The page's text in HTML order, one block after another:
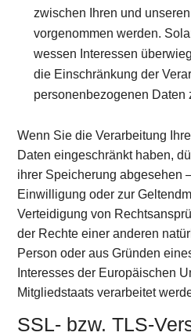
zwischen Ihren und
vorgenommen werden.
wessen Interessen
die Einschränkung der
personenbezogenen Daten
Wenn Sie die Verarbeitung
Daten eingeschränkt haben,
ihrer Speicherung abgesehen
Einwilligung oder zur
Verteidigung von
der Rechte einer anderen
Person oder aus Gründen
Interesses der Europäischen
Mitgliedstaats verarbeitet
SSL- bzw. TLS-